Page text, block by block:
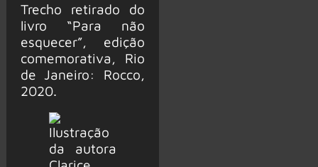
Trecho retirado do
livro “Para não
esquecer”, edição
comemorativa, Rio
de Janeiro: Rocco,
2020.